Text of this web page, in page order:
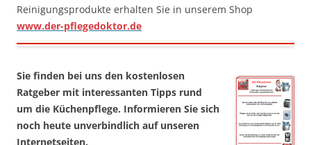
Reinigungsprodukte erhalten Sie in unserem Shop
www.der-pflegedoktor.de
Sie finden bei uns den kostenlosen
Ratgeber mit interessanten Tipps rund
um die Küchenpflege. Informieren Sie sich
noch heute unverbindlich auf unseren
Internetseiten.